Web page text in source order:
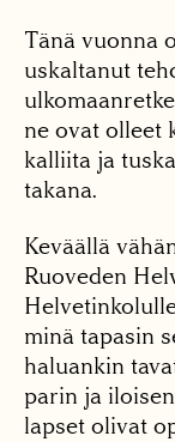
Tänä vuonna
uskaltanut
ne ovat olleet
kalliita ja
takana.
Keväällä
Ruoveden
minä tapasin
haluankin
parin ja
lapset oli­vat